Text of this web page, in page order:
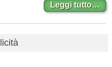
Leggi tutto…